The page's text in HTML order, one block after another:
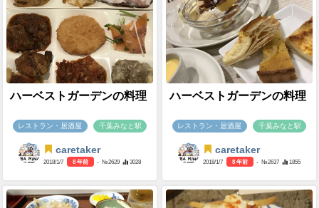
ハーベストガーデンの料理
レストラン・居酒屋 千葉みなと駅
caretaker
2018/1/7 8 年前 - №2629 3028
ハーベストガーデンの料理
レストラン・居酒屋 千葉みなと駅
caretaker
2018/1/7 8 年前 - №2637 1855